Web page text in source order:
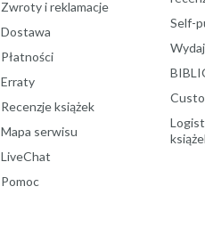
Zwroty i reklamacje
Dostawa
Płatności
Erraty
Recenzje książek
Mapa serwisu
LiveChat
Pomoc
Self-